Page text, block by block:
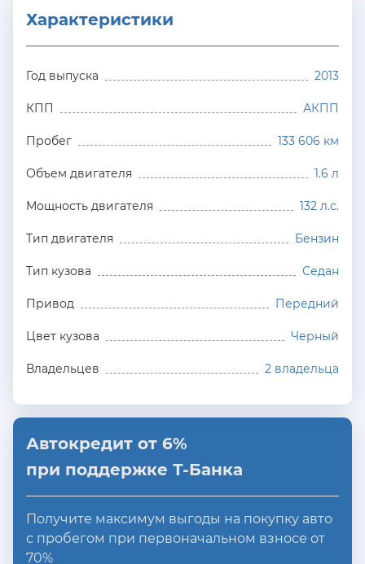
Характеристики
Год выпуска 2013
КПП АКПП
Пробег 133 606 км
Объем двигателя 1.6 л
Мощность двигателя 132 л.с.
Тип двигателя Бензин
Тип кузова Седан
Привод Передний
Цвет кузова Черный
Владельцев 2 владельца
Автокредит от 6%
при поддержке Т-Банка
Получите максимум выгоды на покупку авто
с пробегом при первоначальном взносе от
70%